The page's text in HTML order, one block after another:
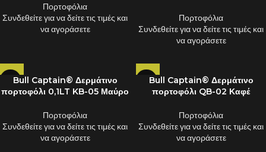
Πορτοφόλια
Συνδεθείτε για να δείτε τις τιμές και
να αγοράσετε
Πορτοφόλια
Συνδεθείτε για να δείτε τις τιμές και
να αγοράσετε
Bull Captain® Δερμάτινο
πορτοφόλι 0,1LT KB-05 Μαύρο
Πορτοφόλια
Συνδεθείτε για να δείτε τις τιμές και
να αγοράσετε
Bull Captain® Δερμάτινο
πορτοφόλι QB-02 Καφέ
Πορτοφόλια
Συνδεθείτε για να δείτε τις τιμές και
να αγοράσετε